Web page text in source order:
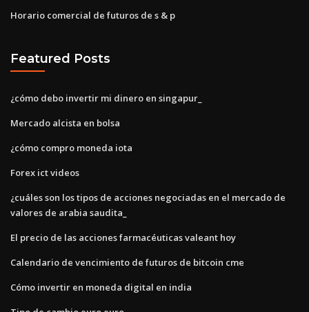
Horario comercial de futuros de s & p
Featured Posts
¿cómo debo invertir mi dinero en singapur_
Mercado alcista en bolsa
¿cómo compro moneda iota
Forex ict videos
¿cuáles son los tipos de acciones negociadas en el mercado de
valores de arabia saudita_
El precio de las acciones farmacéuticas valeant hoy
Calendario de vencimiento de futuros de bitcoin cme
Cómo invertir en moneda digital en india